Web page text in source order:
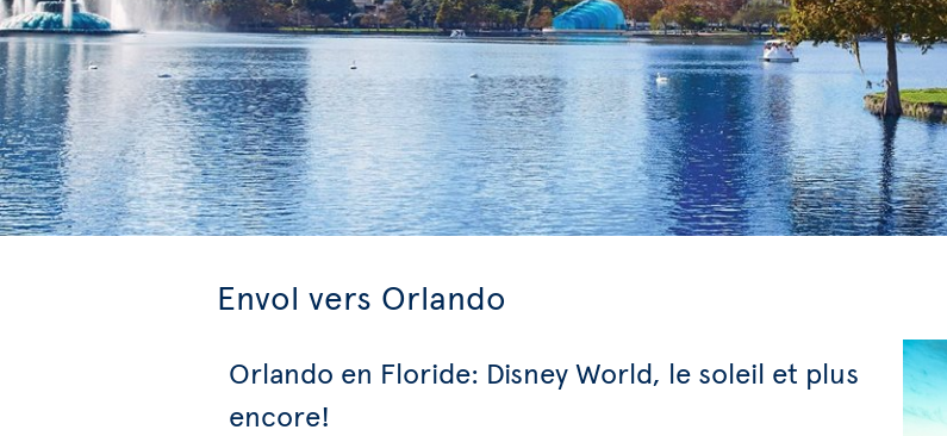
Envol vers Orlando
Orlando en Floride: Disney World, le soleil et plus
encore!